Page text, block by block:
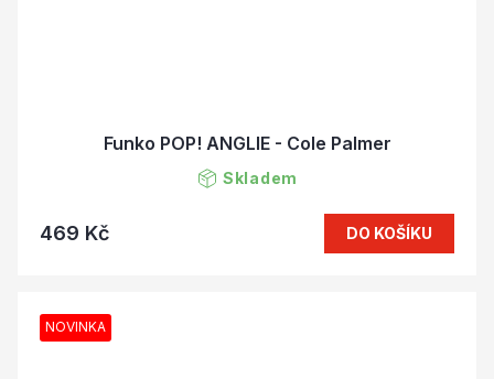
Funko POP! ANGLIE - Cole Palmer
Skladem
469 Kč DO KOŠÍKU
NOVINKA